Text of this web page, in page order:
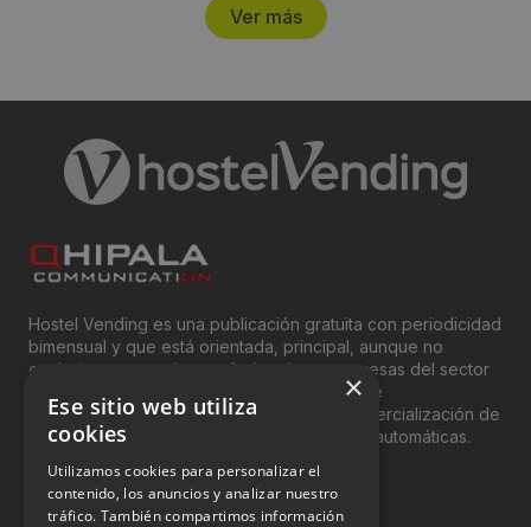
Ver más
Hostel Vending es una publicación gratuita con periodicidad
bimensual y que está orientada, principal, aunque no
exclusivamente, a los profesionales y empresas del sector
del “Vending”; nombre con el que se conoce
genéricamente entre profesionales a la comercialización de
productos y servicios a través de máquinas automáticas.
INFORMACIÓN LEGAL
×
Ese sitio web utiliza
cookies
Utilizamos cookies para personalizar el
contenido, los anuncios y analizar nuestro
tráfico. También compartimos información